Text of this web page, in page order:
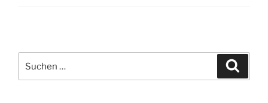
nach: